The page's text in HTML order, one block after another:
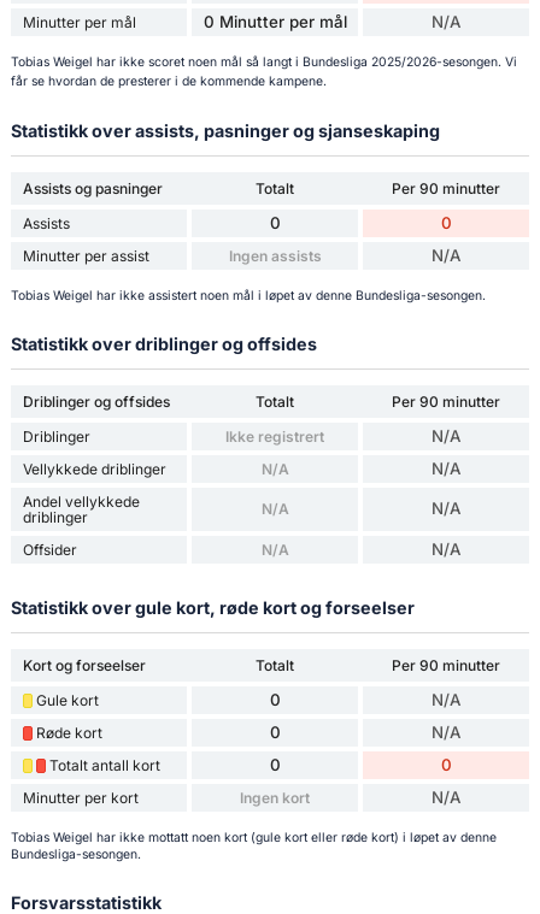
Minutter per mål 0 Minutter per mål N/A
Tobias Weigel har ikke scoret noen mål så langt i Bundesliga 2025/2026-sesongen. Vi
får se hvordan de presterer i de kommende kampene.
Statistikk over assists, pasninger og sjanseskaping
Assists og pasninger Totalt
Per 90 minutter
Assists
0 0
Minutter per assist Ingen assists N/A
Tobias Weigel har ikke assistert noen mål i løpet av denne Bundesliga-sesongen.
Statistikk over driblinger og offsides
Driblinger og offsides Totalt
Per 90 minutter
Driblinger
Ikke registrert N/A
Vellykkede driblinger N/A N/A
Andel vellykkede
driblinger
N/A N/A
Offsider N/A N/A
Statistikk over gule kort, røde kort og forseelser
Kort og forseelser Totalt
Per 90 minutter
Gule kort
0 N/A
Røde kort 0 N/A
Totalt antall kort 0 0
Minutter per kort Ingen kort N/A
Tobias Weigel har ikke mottatt noen kort (gule kort eller røde kort) i løpet av denne
Bundesliga-sesongen.
Forsvarsstatistikk